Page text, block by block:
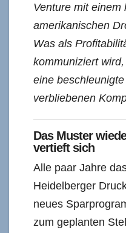
Venture mit einem
amerikanischen
Was als
kommuniziert
eine
verbliebenen
Das Muster
vertieft sich
Alle paar Jahre
Heidelberger
neues
zum geplanten